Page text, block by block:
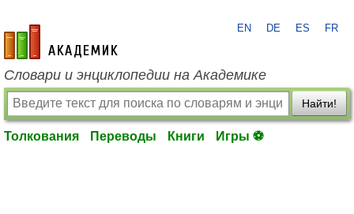
academic.ru
EN DE ES FR
Словари и энциклопедии на Академике
Найти!
Толкования Переводы Книги Игры ⚽